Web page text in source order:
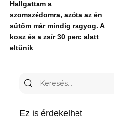
Hallgattam a
szomszédomra, azóta az én
sütőm már mindig ragyog. A
kosz és a zsír 30 perc alatt
eltűnik
Keresés
Ez is érdekelhet